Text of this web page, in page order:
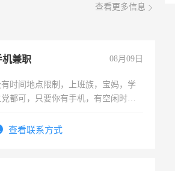
查看更多信息
机兼职 08月09日
时间地点限制，上班族，宝妈，学
党都可，只要你有手机，有空闲时
的四五十，每天挣零花钱没问题！
查看联系方式